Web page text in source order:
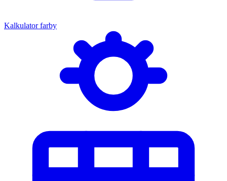
Kalkulator farby